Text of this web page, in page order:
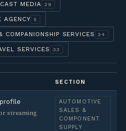
MEDIA 29
AGENCY 5
COMPANIONSHIP SERVICES 34
SERVICES 33
SECTION
profile
streaming
AUTOMOTIVE
SALES &
COMPONENT
SUPPLY